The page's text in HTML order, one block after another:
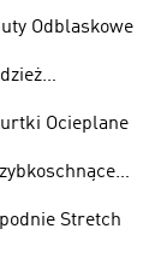
Odblaskowe
Ocieplane
Stretch